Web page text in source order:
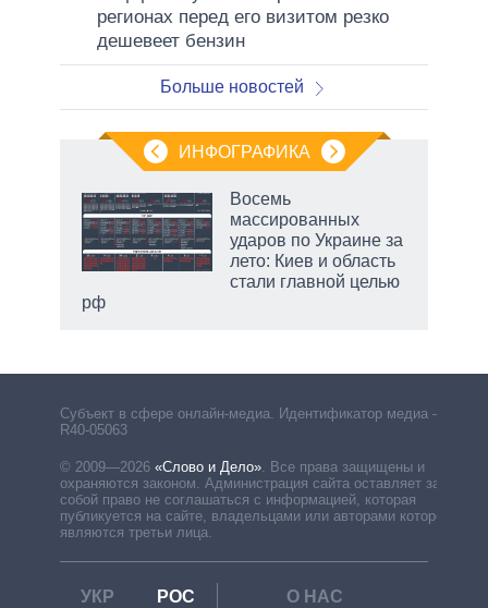
регионах перед его визитом резко
дешевеет бензин
Больше новостей
ИНФОГРАФИКА
Восемь
массированных
ударов по Украине за
лето: Киев и область
стали главной целью
рф
Субъект в сфере онлайн-медиа. Идентификатор медиа –
R40-05063
© 2009—2026 «Слово и Дело»
Все права защищены и
охраняются законом. Администрация сайта оставляет за
собой право не соглашаться с информацией, которая
публикуется на сайте, владельцами или авторами которой
являются третьи лица.
УКР РОС
О НАС